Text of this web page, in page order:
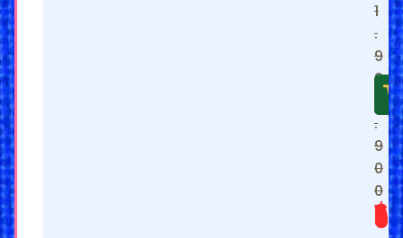
1
.
9
2
.
9
0
0
$
1.299.900